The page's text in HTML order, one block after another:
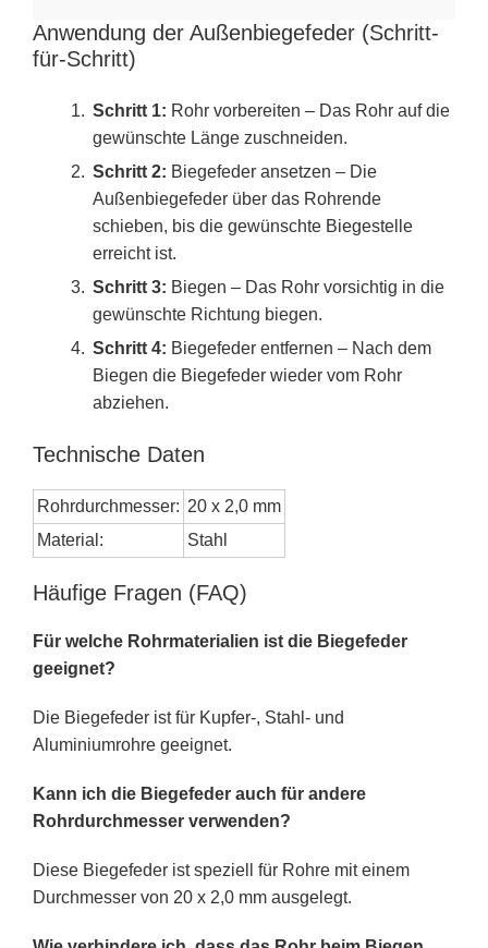
Anwendung der Außenbiegefeder (Schritt-
für-Schritt)
Schritt 1: Rohr vorbereiten – Das Rohr auf die
gewünschte Länge zuschneiden.
Schritt 2: Biegefeder ansetzen – Die
Außenbiegefeder über das Rohrende
schieben, bis die gewünschte Biegestelle
erreicht ist.
Schritt 3: Biegen – Das Rohr vorsichtig in die
gewünschte Richtung biegen.
Schritt 4: Biegefeder entfernen – Nach dem
Biegen die Biegefeder wieder vom Rohr
abziehen.
Technische Daten
Rohrdurchmesser: 20 x 2,0 mm
Material:
Stahl
Häufige Fragen (FAQ)
Für welche Rohrmaterialien ist die Biegefeder
geeignet?
Die Biegefeder ist für Kupfer-, Stahl- und
Aluminiumrohre geeignet.
Kann ich die Biegefeder auch für andere
Rohrdurchmesser verwenden?
Diese Biegefeder ist speziell für Rohre mit einem
Durchmesser von 20 x 2,0 mm ausgelegt.